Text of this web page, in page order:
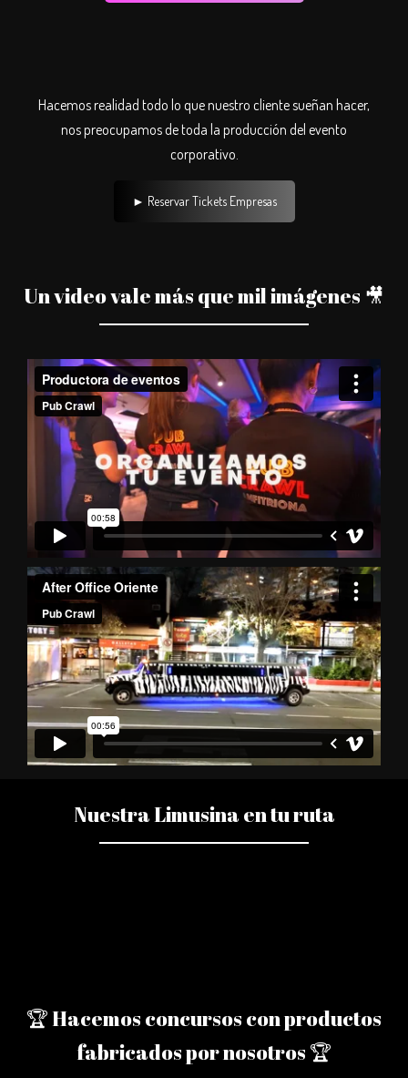
Hacemos realidad todo lo que nuestro cliente sueñan hacer,
nos preocupamos de toda la producción del evento
corporativo.
► Reservar Tickets Empresas
Un video vale más que mil imágenes 🎥
Nuestra Limusina en tu ruta
🏆 Hacemos concursos con productos
fabricados por nosotros 🏆